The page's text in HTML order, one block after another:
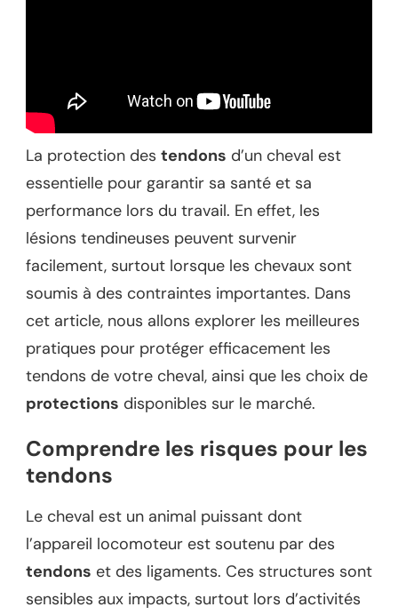
La protection des tendons d’un cheval est
essentielle pour garantir sa santé et sa
performance lors du travail. En effet, les
lésions tendineuses peuvent survenir
facilement, surtout lorsque les chevaux sont
soumis à des contraintes importantes. Dans
cet article, nous allons explorer les meilleures
pratiques pour protéger efficacement les
tendons de votre cheval, ainsi que les choix de
protections disponibles sur le marché.
Comprendre les risques pour les
tendons
Le cheval est un animal puissant dont
l’appareil locomoteur est soutenu par des
tendons et des ligaments. Ces structures sont
sensibles aux impacts, surtout lors d’activités